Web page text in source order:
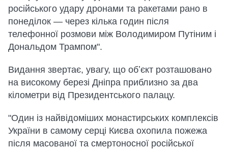
російського удару дронами та ракетами рано в
понеділок — через кілька годин після
телефонної розмови між Володимиром Путіним і
Дональдом Трампом".
Видання звертає, увагу, що обʼєкт розташовано
на високому березі Дніпра приблизно за два
кілометри від Президентського палацу.
"Один із найвідоміших монастирських комплексів
України в самому серці Києва охопила пожежа
після масованої та смертоносної російської